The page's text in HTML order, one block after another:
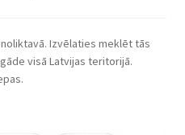
Izvēlaties meklēt tās
visā Latvijas teritorijā.